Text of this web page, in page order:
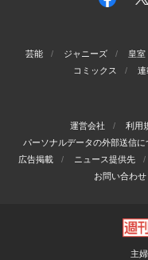
芸能 ジャニーズ 皇室
コミックス
連
運営会社 利用
パーソナルデータの外部送信に
広告掲載
ニュース提供先
お問い合わせ
主